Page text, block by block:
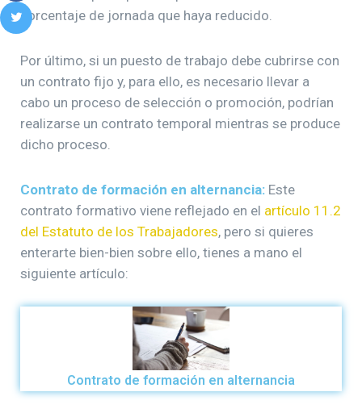
porcentaje de jornada que haya reducido.
Por último, si un puesto de trabajo debe cubrirse con
un contrato fijo y, para ello, es necesario llevar a
cabo un proceso de selección o promoción, podrían
realizarse un contrato temporal mientras se produce
dicho proceso.
Contrato de formación en alternancia: Este
contrato formativo viene reflejado en el artículo 11.2
del Estatuto de los Trabajadores, pero si quieres
enterarte bien-bien sobre ello, tienes a mano el
siguiente artículo:
Contrato de formación en alternancia